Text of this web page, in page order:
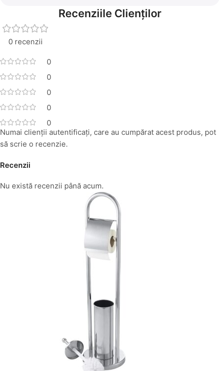
Recenziile Clienților
0 recenzii
0
0
0
0
0
Recenzii
Nu există recenzii până acum.
Numai clienții autentificați, care au cumpărat acest produs, pot
să scrie o recenzie.